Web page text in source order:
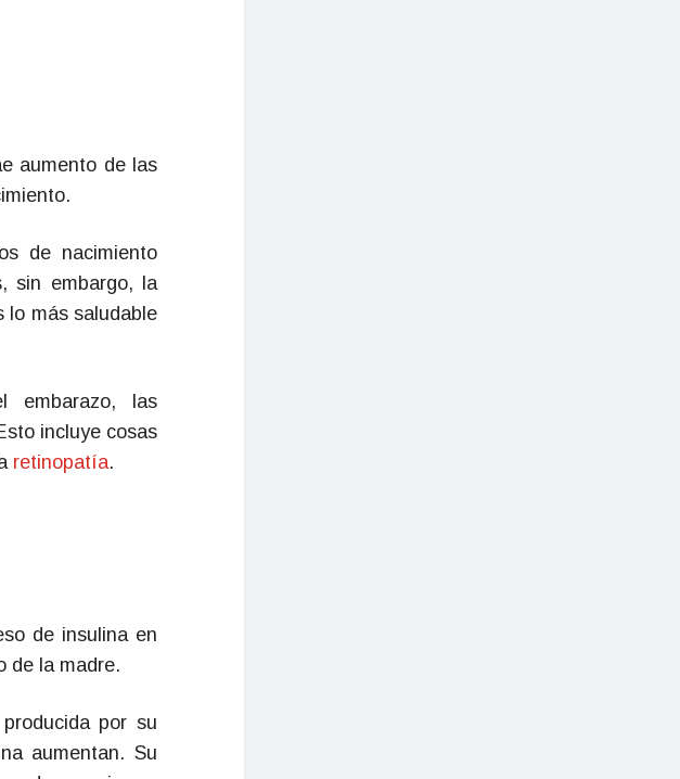
aumento de las
de nacimiento
sin embargo, la
lo más saludable
embarazo, las
incluye cosas
retinopatía.
de insulina en
de la madre.
por su
aumentan. Su